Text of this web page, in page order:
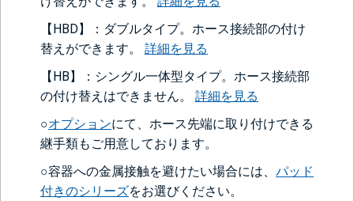
【HBD】：ダブルタイプ。ホース接続部の付け
替えができます。 詳細を見る
【HB】：シングル一体型タイプ。ホース接続部
の付け替えはできません。 詳細を見る
○オプションにて、ホース先端に取り付けできる
継手類もご用意しております。
○容器への金属接触を避けたい場合には、 パッド
付きのシリーズをお選びください。